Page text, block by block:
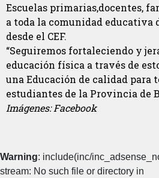
Escuelas primarias,docentes,
a toda la comunidad educativa
desde el CEF.
“Seguiremos fortaleciendo y
educación física a través de
una Educación de calidad para
estudiantes de la Provincia de
Imágenes: Facebook
Warning: include(inc/
stream: No such file or directory in